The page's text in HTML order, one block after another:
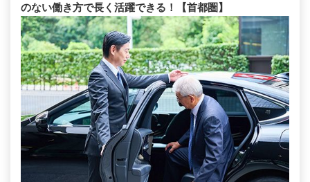
のない働き方で長く活躍できる！【首都圏】